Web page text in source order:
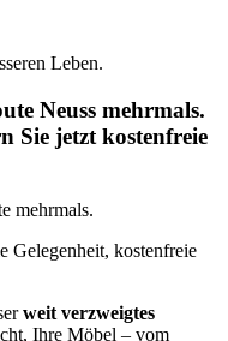
Leben.
Neuss mehrmals.
Sie jetzt kostenfreie
mehrmals.
Gelegenheit, kostenfreie
weit verzweigtes
Ihre Möbel – vom